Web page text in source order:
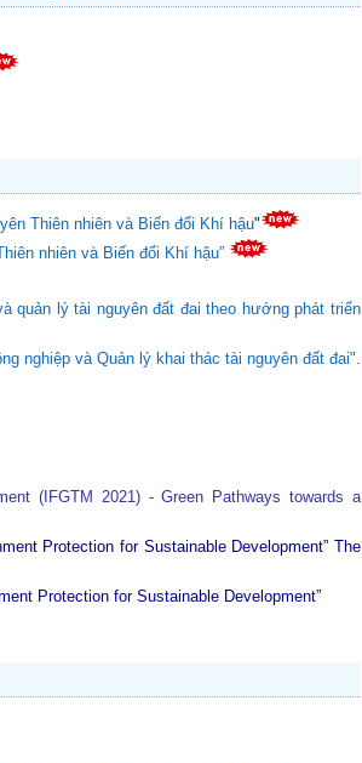
Thiên nhiên và Biến đổi Khí hậu"
nhiên và Biến đổi Khí hậu”
quản lý tài nguyên đất đai theo hướng phát triển
nghiệp và Quản lý khai thác tài nguyên đất đai".
(IFGTM 2021) - Green Pathways towards a
Protection for Sustainable Development” The
Protection for Sustainable Development”